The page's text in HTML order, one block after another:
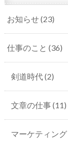
お知らせ(23)
仕事のこと (36)
剣道時代(2)
文章の仕事(11)
マーケティング